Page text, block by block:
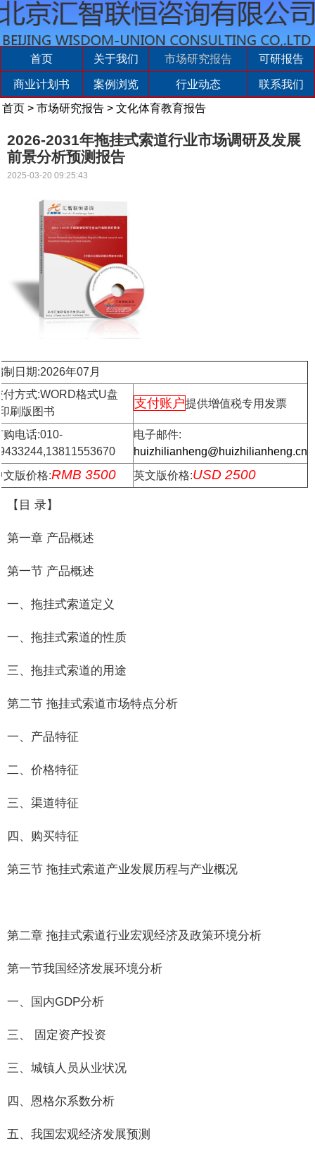
首页 关于我们 市场研究报告 可研报告
商业计划书 案例浏览 行业动态
联系我们
首页 > 市场研究报告 > 文化体育教育报告
2026-2031年拖挂式索道行业市场调研及发展
前景分析预测报告
2025-03-20 09:25:43
制日期:2026年07月
付方式:WORD格式U盘
刷版图书
支付账户提供增值税专用发票
购电话:010-
电子邮件:
huizhilianheng@huizhilianheng.cn
文版价格:RMB 3500 英文版价格:USD 2500
【目 录】
第一章 产品概述
第一节 产品概述
一、拖挂式索道定义
一、拖挂式索道的性质
三、拖挂式索道的用途
第二节 拖挂式索道市场特点分析
一、产品特征
二、价格特征
三、渠道特征
四、购买特征
第三节 拖挂式索道产业发展历程与产业概况
第二章 拖挂式索道行业宏观经济及政策环境分析
第一节我国经济发展环境分析
一、国内GDP分析
三、 固定资产投资
三、城镇人员从业状况
四、恩格尔系数分析
五、我国宏观经济发展预测